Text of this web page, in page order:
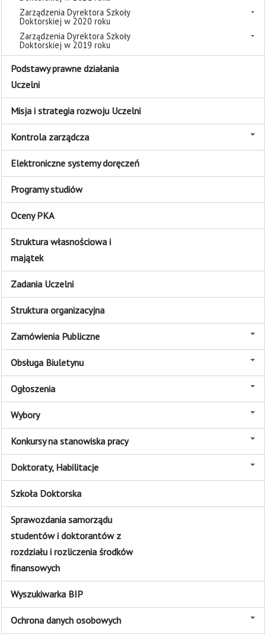
Zarządzenia Dyrektora Szkoły
Doktorskiej w 2020 roku
Zarządzenia Dyrektora Szkoły
Doktorskiej w 2019 roku
Podstawy prawne działania
Uczelni
Misja i strategia rozwoju Uczelni
Kontrola zarządcza
Elektroniczne systemy doręczeń
Programy studiów
Oceny PKA
Struktura własnościowa i
majątek
Zadania Uczelni
Struktura organizacyjna
Zamówienia Publiczne
Obsługa Biuletynu
Ogłoszenia
Wybory
Konkursy na stanowiska pracy
Doktoraty, Habilitacje
Szkoła Doktorska
Sprawozdania samorządu
studentów i doktorantów z
rozdziału i rozliczenia środków
finansowych
Wyszukiwarka BIP
Ochrona danych osobowych